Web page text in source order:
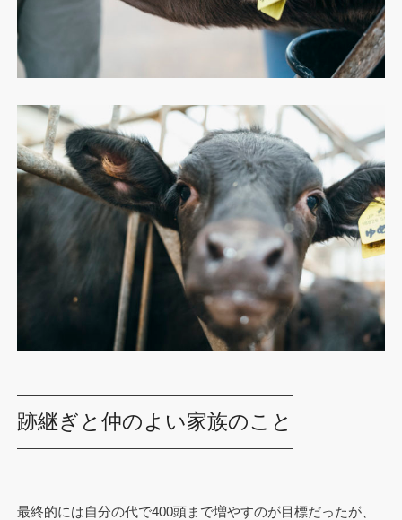
跡継ぎと仲のよい家族のこと
最終的には自分の代で400頭まで増やすのが目標だったが、